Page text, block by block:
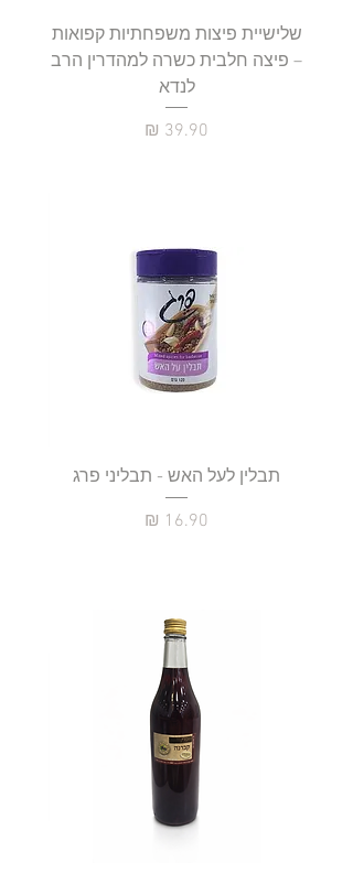
שלישיית פיצות משפחתיות קפואות
– פיצה חלבית כשרה למהדרין הרב
לנדא
מחיר
תבלין לעל האש - תבליני פרג
מחיר